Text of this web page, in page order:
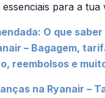
para a tua
O que
– Bagagem,
reembolsos e
na Ryanair –